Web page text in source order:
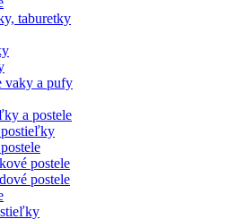
taburetky
vaky a pufy
a postele
postele
postele